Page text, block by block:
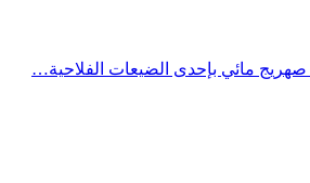
مائي بإحدى الضيعات الفلاحية…